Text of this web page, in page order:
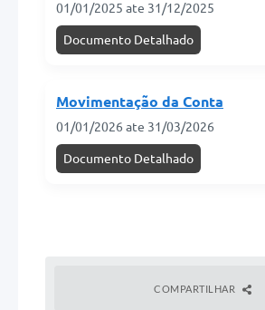
01/01/2025 ate 31/12/2025
Documento Detalhado
Movimentação da Conta
01/01/2026 ate 31/03/2026
Documento Detalhado
COMPARTILHAR